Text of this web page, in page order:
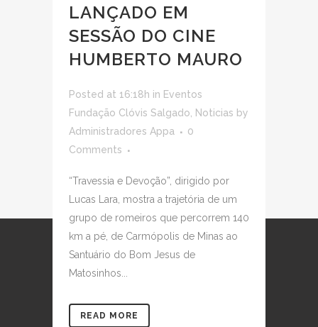
LANÇADO EM
SESSÃO DO CINE
HUMBERTO MAURO
Posted at 16:18h in Eventos
Fundação Clóvis Salgado
Noticias by
Administradores Appa
0
Comments
“Travessia e Devoção”, dirigido por
Lucas Lara, mostra a trajetória de um
grupo de romeiros que percorrem 140
km a pé, de Carmópolis de Minas ao
Santuário do Bom Jesus de
Matosinhos...
READ MORE